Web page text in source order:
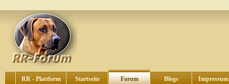
RR - Plattform Startseite Forum Blogs Impressum